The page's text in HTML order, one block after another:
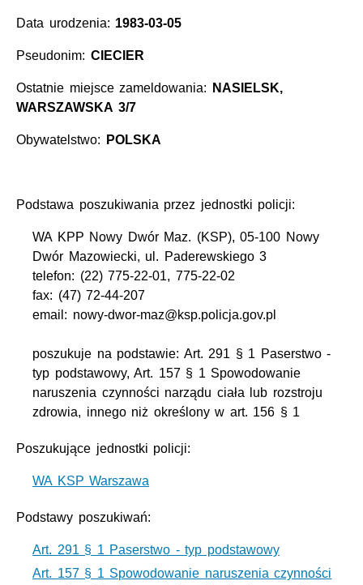
Data urodzenia: 1983-03-05
Pseudonim: CIECIER
Ostatnie miejsce zameldowania:
NASIELSK,
WARSZAWSKA 3/7
Obywatelstwo: POLSKA
Podstawa poszukiwania przez jednostki policji:
WA KPP Nowy Dwór Maz. (KSP), 05-100 Nowy
Dwór Mazowiecki, ul. Paderewskiego 3
telefon: (22) 775-22-01, 775-22-02
fax: (47) 72-44-207
email: nowy-dwor-maz@ksp.policja.gov.pl
poszukuje na podstawie: Art. 291 § 1 Paserstwo -
typ podstawowy, Art. 157 § 1 Spowodowanie
naruszenia czynności narządu ciała lub rozstroju
zdrowia, innego niż określony w art. 156 § 1
Poszukujące jednostki policji:
WA KSP Warszawa
Podstawy poszukiwań:
Art. 291 § 1 Paserstwo - typ podstawowy
Art. 157 § 1 Spowodowanie naruszenia czynności